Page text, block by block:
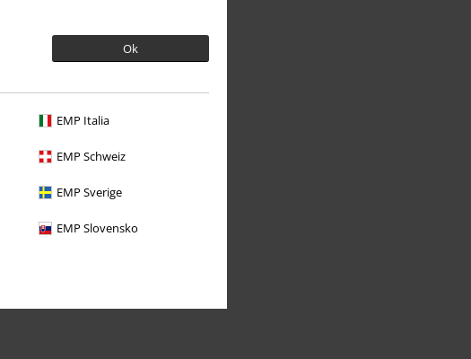
Ok
EMP Italia
EMP Schweiz
EMP Sverige
EMP Slovensko